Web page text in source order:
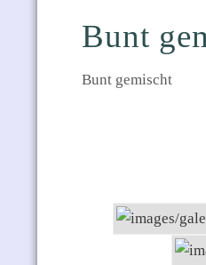
Bunt
Bunt gemischt